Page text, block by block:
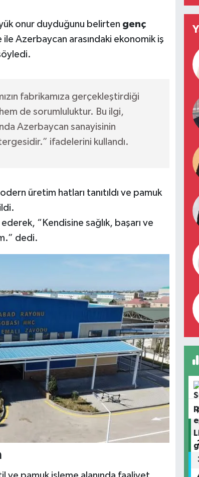
onur duyduğunu belirten genç
ile Azerbaycan arasındaki ekonomik iş
fabrikamıza gerçekleştirdiği
de sorumluluktur. Bu ilgi,
Azerbaycan sanayisinin
ifadelerini kullandı.
üretim hatları tanıtıldı ve pamuk
“Kendisine sağlık, başarı ve
dedi.